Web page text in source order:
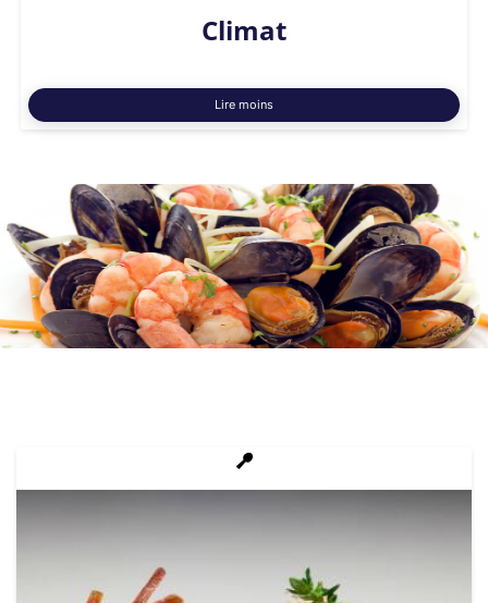
Climat
Lire moins